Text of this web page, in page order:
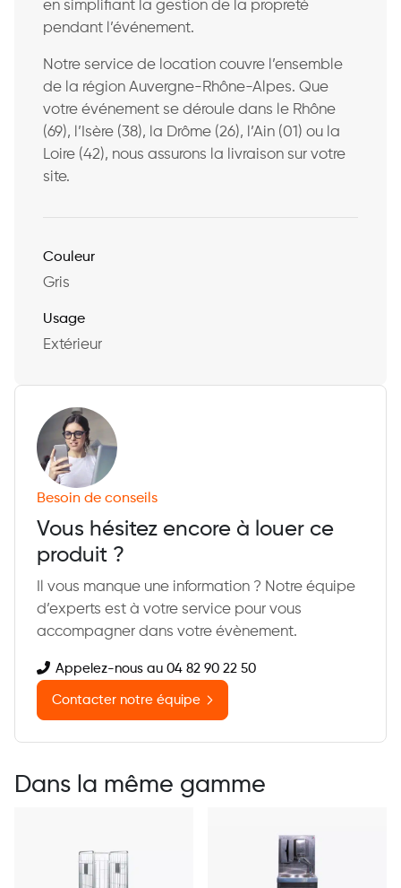
en simplifiant la gestion de la propreté
pendant l’événement.
Notre service de location couvre l’ensemble
de la région Auvergne-Rhône-Alpes. Que
votre événement se déroule dans le Rhône
(69), l’Isère (38), la Drôme (26), l’Ain (01) ou la
Loire (42), nous assurons la livraison sur votre
site.
Couleur
Gris
Usage
Extérieur
Besoin de conseils
Vous hésitez encore à louer ce
produit ?
Il vous manque une information ? Notre équipe
d’experts est à votre service pour vous
accompagner dans votre évènement.
Appelez-nous au 04 82 90 22 50
Contacter notre équipe
Dans la même gamme